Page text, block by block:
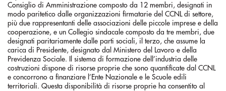
Consiglio di Amministrazione composto da 12 membri, designati in
modo paritetico dalle organizzazioni firmatarie del CCNL di settore,
più due rappresentanti delle associazioni delle piccole imprese e della
cooperazione, e un Collegio sindacale composto da tre membri, due
designati paritariamente dalle parti sociali, il terzo, che assume la
carica di Presidente, designato dal Ministero del Lavoro e della
Previdenza Sociale. Il sistema di formazione dell’industria delle
costruzioni dispone di risorse proprie che sono quantificate dal CCNL
e concorrono a finanziare l’Ente Nazionale e le Scuole edili
territoriali. Questa disponibilità di risorse proprie ha consentito al